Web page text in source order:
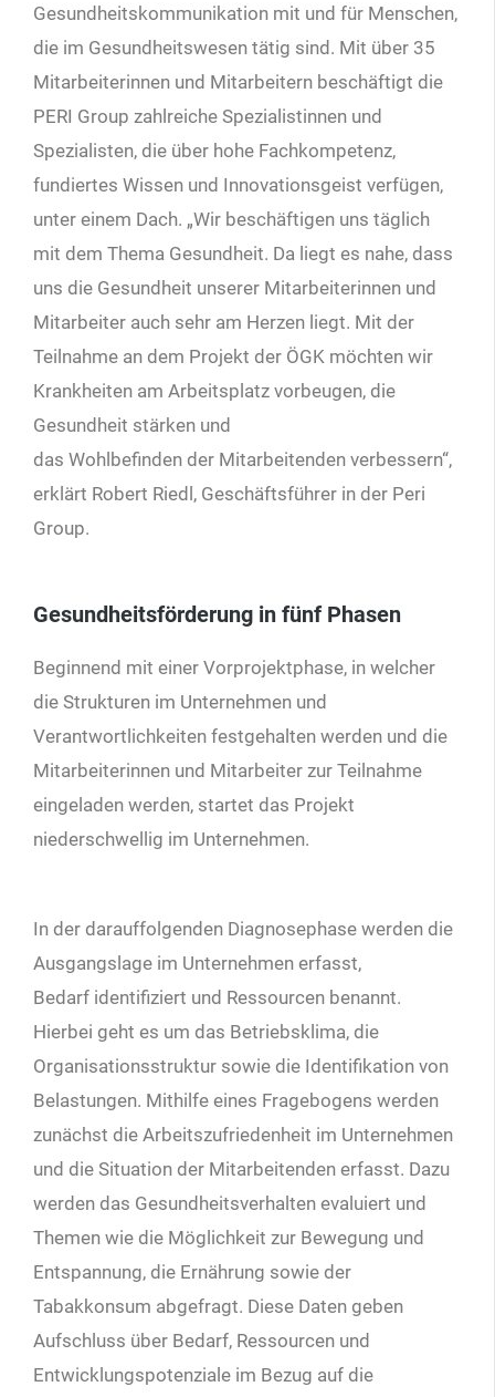
Gesundheitskommunikation mit und für Menschen,
die im Gesundheitswesen tätig sind. Mit über 35
Mitarbeiterinnen und Mitarbeitern beschäftigt die
PERI Group zahlreiche Spezialistinnen und
Spezialisten, die über hohe Fachkompetenz,
fundiertes Wissen und Innovationsgeist verfügen,
unter einem Dach. „Wir beschäftigen uns täglich
mit dem Thema Gesundheit. Da liegt es nahe, dass
uns die Gesundheit unserer Mitarbeiterinnen und
Mitarbeiter auch sehr am Herzen liegt. Mit der
Teilnahme an dem Projekt der ÖGK möchten wir
Krankheiten am Arbeitsplatz vorbeugen, die
Gesundheit stärken und
das Wohlbefinden der Mitarbeitenden verbessern“,
erklärt Robert Riedl, Geschäftsführer in der Peri
Group.
Gesundheitsförderung in fünf Phasen
Beginnend mit einer Vorprojektphase, in welcher
die Strukturen im Unternehmen und
Verantwortlichkeiten festgehalten werden und die
Mitarbeiterinnen und Mitarbeiter zur Teilnahme
eingeladen werden, startet das Projekt
niederschwellig im Unternehmen.
In der darauffolgenden Diagnosephase werden die
Ausgangslage im Unternehmen erfasst,
Bedarf identifiziert und Ressourcen benannt.
Hierbei geht es um das Betriebsklima, die
Organisationsstruktur sowie die Identifikation von
Belastungen. Mithilfe eines Fragebogens werden
zunächst die Arbeitszufriedenheit im Unternehmen
und die Situation der Mitarbeitenden erfasst. Dazu
werden das Gesundheitsverhalten evaluiert und
Themen wie die Möglichkeit zur Bewegung und
Entspannung, die Ernährung sowie der
Tabakkonsum abgefragt. Diese Daten geben
Aufschluss über Bedarf, Ressourcen und
Entwicklungspotenziale im Bezug auf die